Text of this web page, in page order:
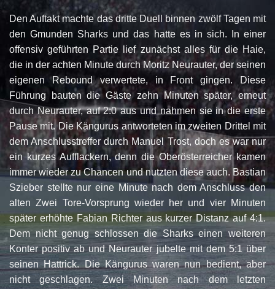
Den Auftakt machte das dritte Duell binnen zwölf Tagen mit
den Gmunden Sharks und das hatte es in sich. In einer
offensiv geführten Partie lief zunächst alles für die Haie,
die in der achten Minute durch Moritz Neurauter, der seinen
eigenen Rebound verwertete, in Front gingen. Diese
Führung bauten die Gäste zehn Minuten später, erneut
durch Neurauter, auf 2:0 aus und nahmen sie in die erste
Pause mit. Die Kängurus antworteten im zweiten Drittel mit
dem Anschlusstreffer durch Manuel Trost, doch es war nur
ein kurzes Aufflackern, denn die Oberösterreicher kamen
immer wieder zu Chancen und nutzten diese auch. Bastian
Szieber stellte nur eine Minute nach dem Anschluss den
alten Zwei Tore-Vorsprung wieder her und vier Minuten
später erhöhte Fabian Richter aus kurzer Distanz auf 4:1.
Dem nicht genug schlossen die Sharks einen weiteren
Konter positiv ab und Neurauter jubelte mit dem 5:1 über
seinen Hattrick. Die Kängurus waren nun bedient, aber
nicht geschlagen. Zwei Minuten nach dem letzten